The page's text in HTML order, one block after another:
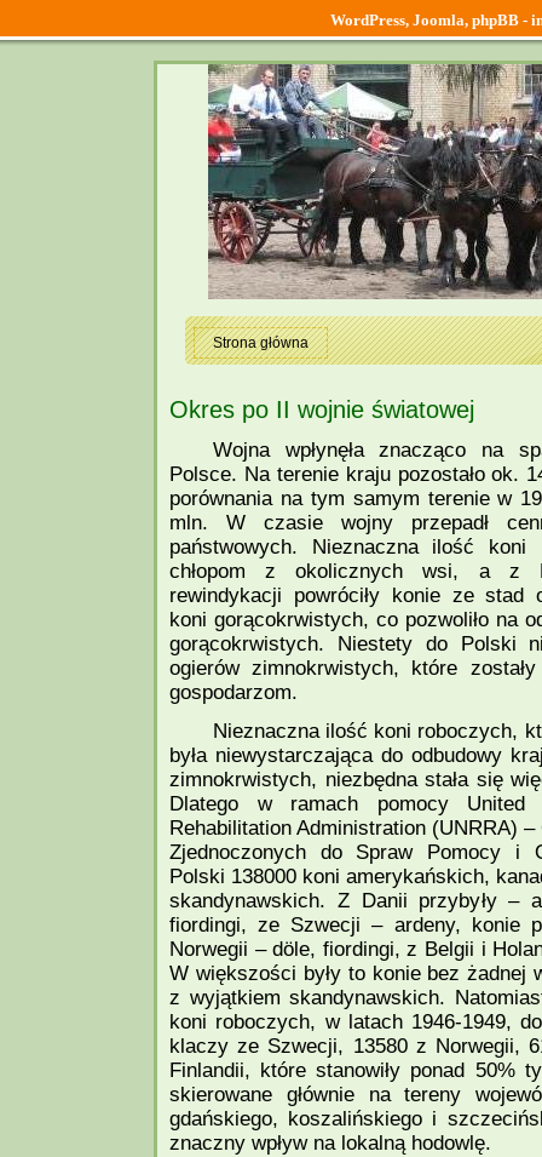
WordPress, Joomla, phpBB -
Strona główna
Okres po II wojnie światowej
Wojna wpłynęła znacząco na
Polsce. Na terenie kraju pozostało ok.
porównania na tym samym terenie w
mln. W czasie wojny przepadł
państwowych. Nieznaczna ilość koni
chłopom z okolicznych wsi, a z
rewindykacji powróciły konie ze stad
koni gorącokrwistych, co pozwoliło na
gorącokrwistych. Niestety do Polski
ogierów zimnokrwistych, które
gospodarzom.
Nieznaczna ilość koni roboczych,
była niewystarczająca do odbudowy
zimnokrwistych, niezbędna stała się
Dlatego w ramach pomocy United
Rehabilitation Administration (UNRRA)
Zjednoczonych do Spraw Pomocy i
Polski 138000 koni amerykańskich,
skandynawskich. Z Danii przybyły –
fiordingi, ze Szwecji – ardeny, konie
Norwegii – döle, fiordingi, z Belgii i
W większości były to konie bez żadnej
z wyjątkiem skandynawskich.
koni roboczych, w latach 1946-1949,
klaczy ze Szwecji, 13580 z Norwegii,
Finlandii, które stanowiły ponad 50%
skierowane głównie na tereny
gdańskiego, koszalińskiego i
znaczny wpływ na lokalną hodowlę.